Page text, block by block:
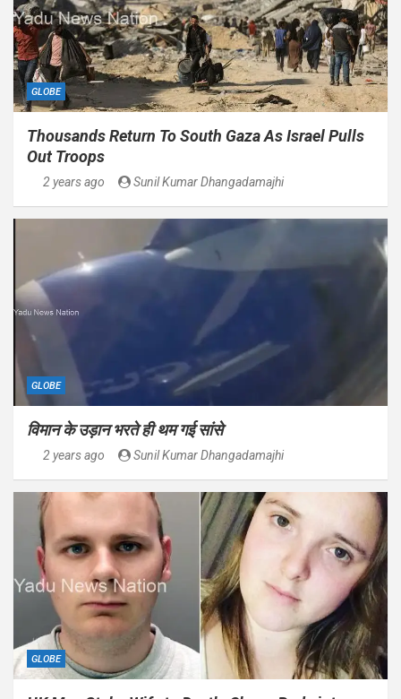
GLOBE
Thousands Return To South Gaza As Israel Pulls
Out Troops
2 years ago Sunil Kumar Dhangadamajhi
GLOBE
विमान के उड़ान भरते ही थम गई सांसे
2 years ago Sunil Kumar Dhangadamajhi
GLOBE